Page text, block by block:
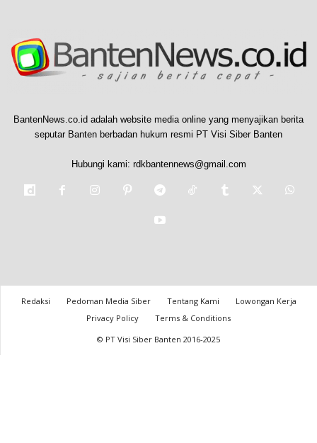
BantenNews.co.id adalah website media online yang menyajikan berita
seputar Banten berbadan hukum resmi PT Visi Siber Banten
Hubungi kami: rdkbantennews@gmail.com
Redaksi Pedoman Media Siber Tentang Kami
Lowongan Kerja
Privacy Policy
Terms & Conditions
© PT Visi Siber Banten 2016-2025